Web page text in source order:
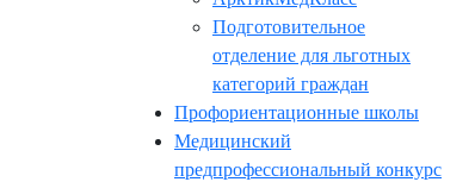
Подготовительное
отделение для льготных
категорий граждан
Профориентационные школы
Медицинский
предпрофессиональный конкурс